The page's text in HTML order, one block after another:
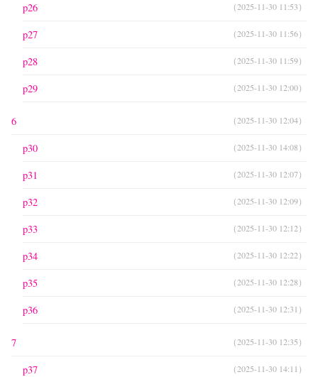
p26 （2025-11-30 11:53）
p27 （2025-11-30 11:56）
p28 （2025-11-30 11:59）
p29 （2025-11-30 12:00）
6 （2025-11-30 12:04）
p30 （2025-11-30 14:08）
p31 （2025-11-30 12:07）
p32 （2025-11-30 12:09）
p33 （2025-11-30 12:12）
p34 （2025-11-30 12:22）
p35 （2025-11-30 12:28）
p36 （2025-11-30 12:31）
7 （2025-11-30 12:35）
p37 （2025-11-30 14:11）